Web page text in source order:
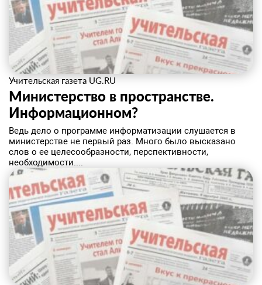
Учительская газета UG.RU
Министерство в пространстве.
Информационном?
Ведь дело о программе информатизации слушается в
министерстве не первый раз. Много было высказано
слов о ее целесообразности, перспективности,
необходимости....